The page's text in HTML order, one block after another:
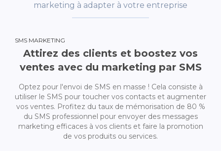
marketing à adapter à votre entreprise
SMS MARKETING
Attirez des clients et boostez vos
ventes avec du marketing par SMS
Optez pour l'envoi de SMS en masse ! Cela consiste à
utiliser le SMS pour toucher vos contacts et augmenter
vos ventes. Profitez du taux de mémorisation de 80 %
du SMS professionnel pour envoyer des messages
marketing efficaces à vos clients et faire la promotion
de vos produits ou services.